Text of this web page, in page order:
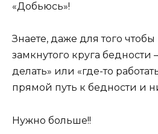
«Добьюсь»!
Знаете, даже для того чтобы
замкнутого круга бедности
делать» или «где-то
прямой путь к бедности и
Нужно больше!!